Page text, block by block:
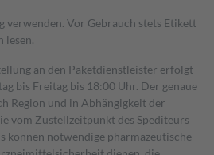
verwenden. Vor Gebrauch stets Etikett
lesen.
an den Paketdienstleister erfolgt
bis Freitag bis 18:00 Uhr. Der genaue
Region und in Abhängigkeit der
vom Zustellzeitpunkt des Spediteurs
können notwendige pharmazeutische